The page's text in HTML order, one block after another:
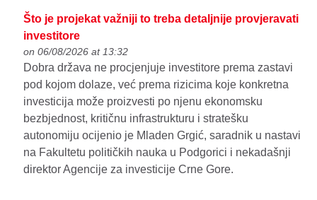
Što je projekat važniji to treba detaljnije provjeravati
investitore
on 06/08/2026 at 13:32
Dobra država ne procjenjuje investitore prema zastavi
pod kojom dolaze, već prema rizicima koje konkretna
investicija može proizvesti po njenu ekonomsku
bezbjednost, kritičnu infrastrukturu i stratešku
autonomiju ocijenio je Mladen Grgić, saradnik u nastavi
na Fakultetu političkih nauka u Podgorici i nekadašnji
direktor Agencije za investicije Crne Gore.